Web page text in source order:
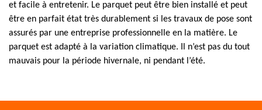
et facile à entretenir. Le parquet peut être bien installé et peut
être en parfait état très durablement si les travaux de pose sont
assurés par une entreprise professionnelle en la matière. Le
parquet est adapté à la variation climatique. Il n’est pas du tout
mauvais pour la période hivernale, ni pendant l’été.